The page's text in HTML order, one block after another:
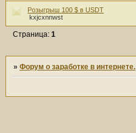
Розыгрыш 100 $ в USDT
kxjcxnnwst
Страница:1
»Форум о заработке в интернете.